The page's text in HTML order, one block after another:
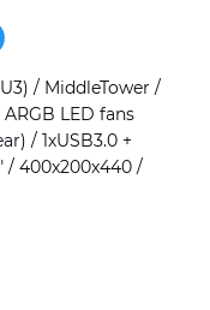
Тип накопителя
SSD
HDD
SSD + HDD
/ MiddleTower /
LED fans
/ 1хUSB3.0 +
/ 400x200x440 /